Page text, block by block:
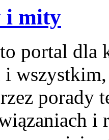
i mity
portal dla
i
porady
i